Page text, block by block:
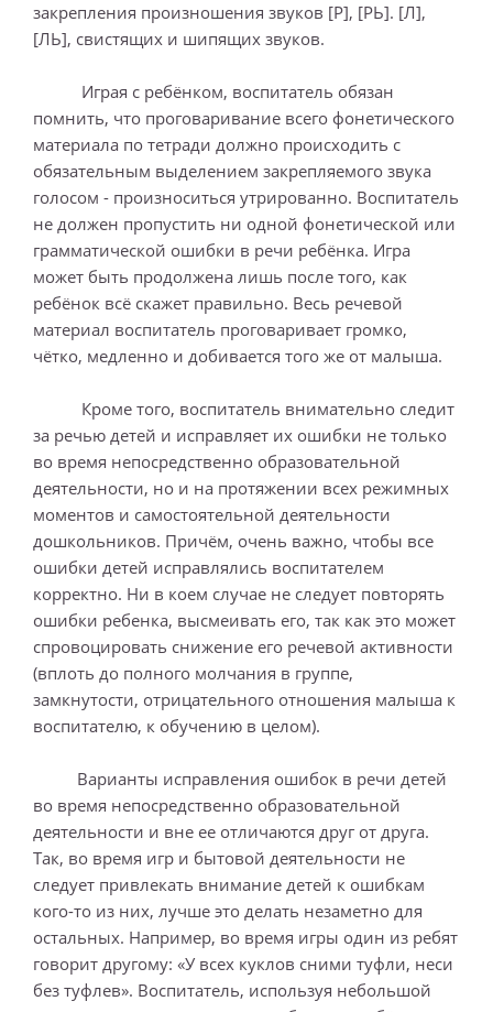
закрепления произношения звуков [Р], [РЬ]. [Л],
[ЛЬ], свистящих и шипящих звуков.
Играя с ребёнком, воспитатель обязан
помнить, что проговаривание всего фонетического
материала по тетради должно происходить с
обязательным выделением закрепляемого звука
голосом - произноситься утрированно. Воспитатель
не должен пропустить ни одной фонетической или
грамматической ошибки в речи ребёнка. Игра
может быть продолжена лишь после того, как
ребёнок всё скажет правильно. Весь речевой
материал воспитатель проговаривает громко,
чётко, медленно и добивается того же от малыша.
Кроме того, воспитатель внимательно следит
за речью детей и исправляет их ошибки не только
во время непосредственно образовательной
деятельности, но и на протяжении всех режимных
моментов и самостоятельной деятельности
дошкольников. Причём, очень важно, чтобы все
ошибки детей исправлялись воспитателем
корректно. Ни в коем случае не следует повторять
ошибки ребенка, высмеивать его, так как это может
спровоцировать снижение его речевой активности
(вплоть до полного молчания в группе,
замкнутости, отрицательного отношения малыша к
воспитателю, к обучению в целом).
Варианты исправления ошибок в речи детей
во время непосредственно образовательной
деятельности и вне ее отличаются друг от друга.
Так, во время игр и бытовой деятельности не
следует привлекать внимание детей к ошибкам
кого-то из них, лучше это делать незаметно для
остальных. Например, во время игры один из ребят
говорит другому: «У всех куклов сними туфли, неси
без туфлев». Воспитатель, используя небольшой